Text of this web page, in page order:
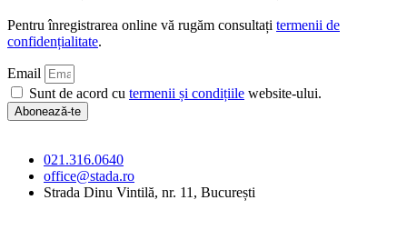
Pentru înregistrarea online vă rugăm consultați termenii de
confidențialitate.
Email
Sunt de acord cu termenii și condițiile website-ului.
Abonează-te
021.316.0640
office@stada.ro
Strada Dinu Vintilă, nr. 11, București